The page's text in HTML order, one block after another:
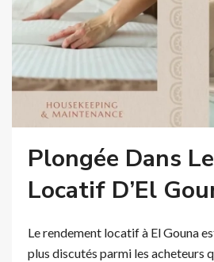
Plongée Dans
Locatif D’El
Le rendement locatif à El Gouna
plus discutés parmi les acheteurs